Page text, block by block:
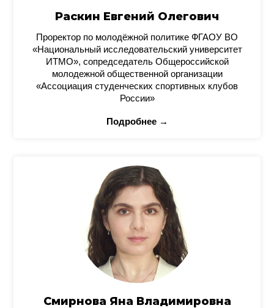
Раскин Евгений Олегович
Проректор по молодёжной политике ФГАОУ ВО
«Национальный исследовательский университет
ИТМО», сопредседатель Общероссийской
молодежной общественной организации
«Ассоциация студенческих спортивных клубов
России»
Подробнее →
Смирнова Яна Владимировна